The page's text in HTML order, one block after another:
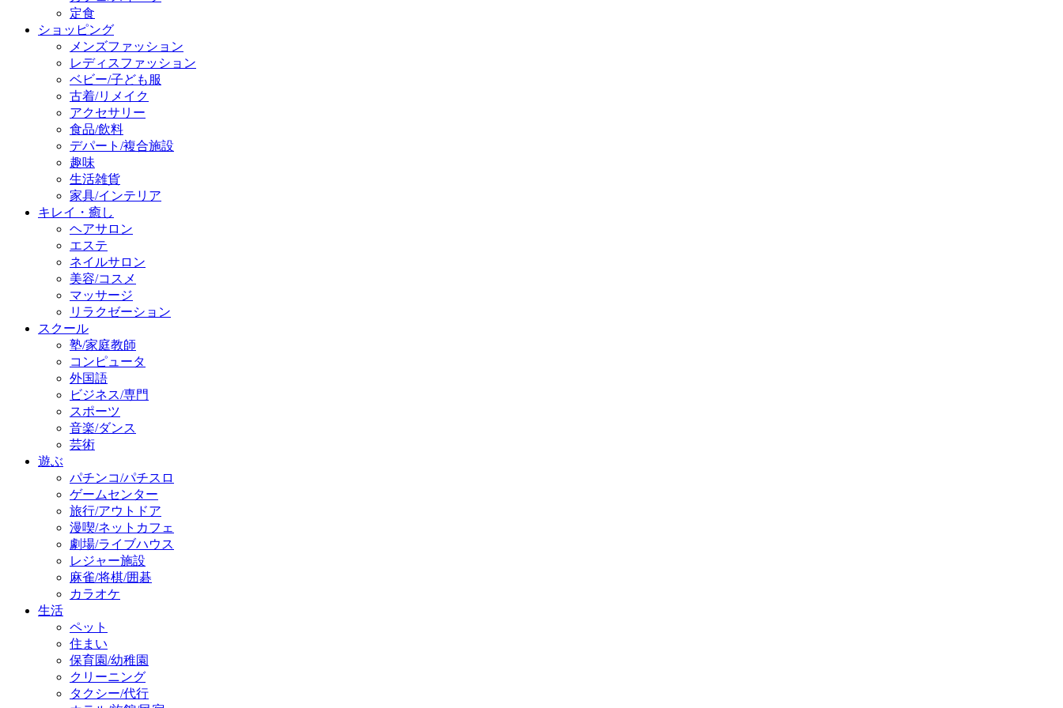
定食
ショッピング
メンズファッション
レディスファッション
ベビー/子ども服
古着/リメイク
アクセサリー
食品/飲料
デパート/複合施設
趣味
生活雑貨
家具/インテリア
キレイ・癒し
ヘアサロン
エステ
ネイルサロン
美容/コスメ
マッサージ
リラクゼーション
スクール
塾/家庭教師
コンピュータ
外国語
ビジネス/専門
スポーツ
音楽/ダンス
芸術
遊ぶ
パチンコ/パチスロ
ゲームセンター
旅行/アウトドア
漫喫/ネットカフェ
劇場/ライブハウス
レジャー施設
麻雀/将棋/囲碁
カラオケ
生活
ペット
住まい
保育園/幼稚園
クリーニング
タクシー/代行